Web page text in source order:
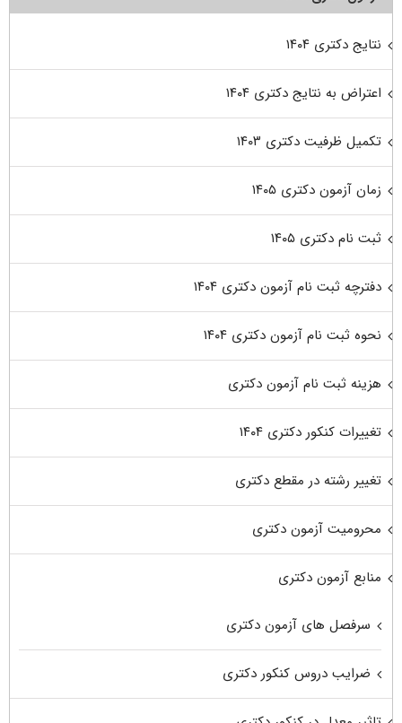
نتایج دکتری ۱۴۰۴
اعتراض به نتایج دکتری ۱۴۰۴
تکمیل ظرفیت دکتری ۱۴۰۳
زمان آزمون دکتری ۱۴۰۵
ثبت نام دکتری ۱۴۰۵
دفترچه ثبت نام آزمون دکتری ۱۴۰۴
نحوه ثبت نام آزمون دکتری ۱۴۰۴
هزینه ثبت نام آزمون دکتری
تغییرات کنکور دکتری ۱۴۰۴
تغییر رشته در مقطع دکتری
محرومیت آزمون دکتری
منابع آزمون دکتری
سرفصل های آزمون دکتری
ضرایب دروس کنکور دکتری